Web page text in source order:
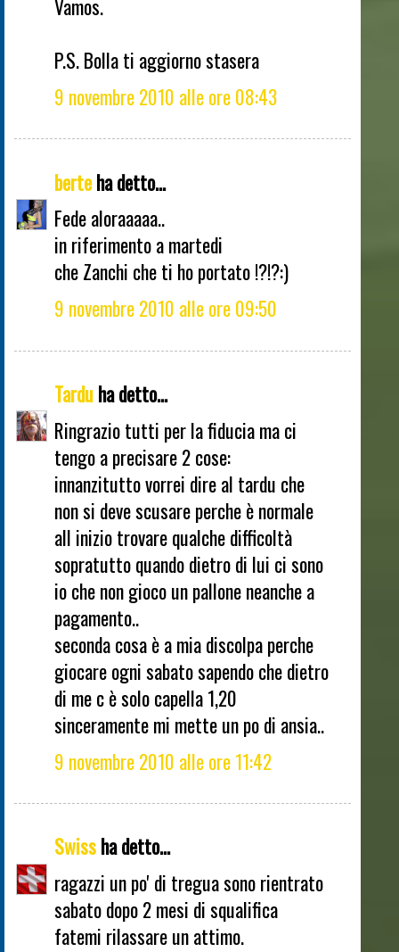
Vamos.
P.S. Bolla ti aggiorno stasera
9 novembre 2010 alle ore 08:43
berteha detto...
Fede aloraaaaa..
in riferimento a martedi
che Zanchi che ti ho portato !?!?:)
9 novembre 2010 alle ore 09:50
Tarduha detto...
Ringrazio tutti per la fiducia ma ci
tengo a precisare 2 cose:
innanzitutto vorrei dire al tardu che
non si deve scusare perche è normale
all inizio trovare qualche difficoltà
sopratutto quando dietro di lui ci sono
io che non gioco un pallone neanche a
pagamento..
seconda cosa è a mia discolpa perche
giocare ogni sabato sapendo che dietro
di me c è solo capella 1,20
sinceramente mi mette un po di ansia..
9 novembre 2010 alle ore 11:42
Swissha detto...
ragazzi un po' di tregua sono rientrato
sabato dopo 2 mesi di squalifica
fatemi rilassare un attimo.